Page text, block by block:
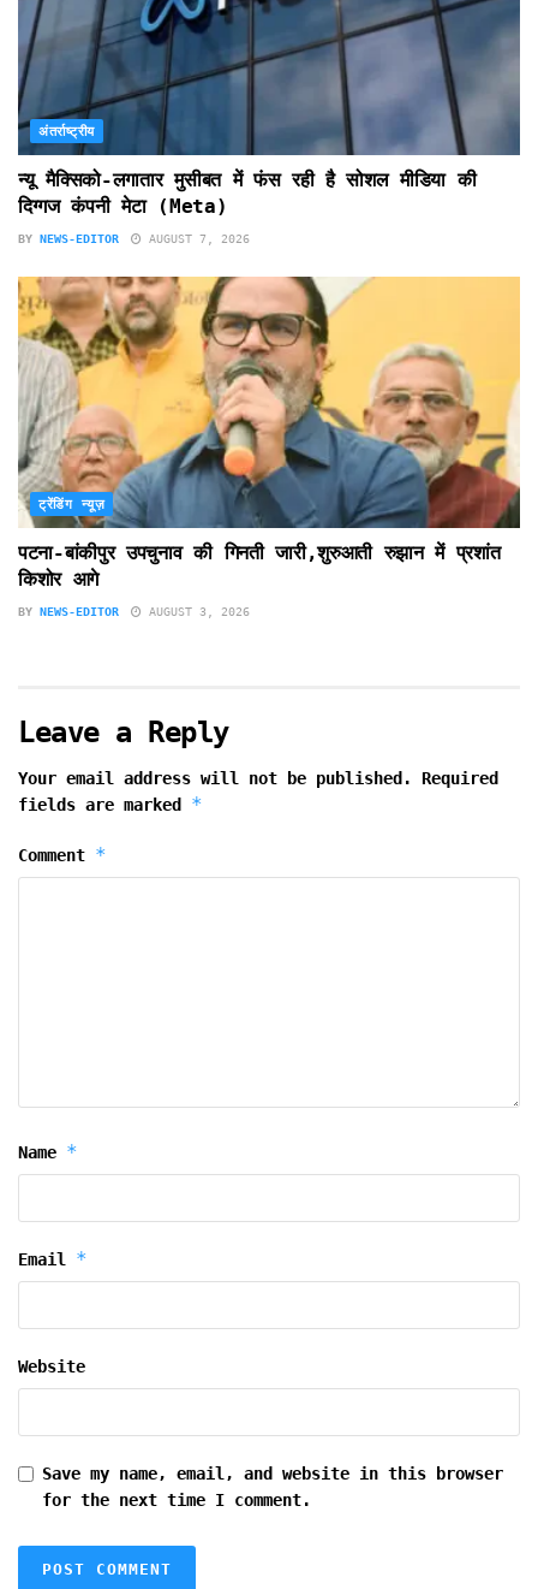
अंतर्राष्ट्रीय
न्यू मैक्सिको-लगातार मुसीबत में फंस रही है सोशल मीडिया की
दिग्गज कंपनी मेटा (Meta)
BY NEWS-EDITOR AUGUST 7, 2026
ट्रेंडिंग न्यूज़
पटना-बांकीपुर उपचुनाव की गिनती जारी,शुरुआती रुझान में प्रशांत
किशोर आगे
BY NEWS-EDITOR AUGUST 3, 2026
Leave a Reply
Your email address will not be published.
Required
fields are marked *
Comment *
Name *
Email *
Website
Save my name, email, and website in this browser
for the next time I comment.